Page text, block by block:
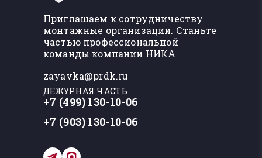
Приглашаем к сотрудничеству
монтажные организации. Станьте
частью профессиональной
команды компании НИКА
zayavka@prdk.ru
ДЕЖУРНАЯ ЧАСТЬ
+7 (499) 130-10-06
+7 (903) 130-10-06